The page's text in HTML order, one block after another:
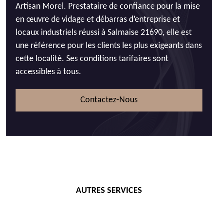
Artisan Morel. Prestataire de confiance pour la mise
en œuvre de vidage et débarras d’entreprise et
locaux industriels réussi à Salmaise 21690, elle est
une référence pour les clients les plus exigeants dans
cette localité. Ses conditions tarifaires sont
accessibles à tous.
Contactez-Nous
AUTRES SERVICES